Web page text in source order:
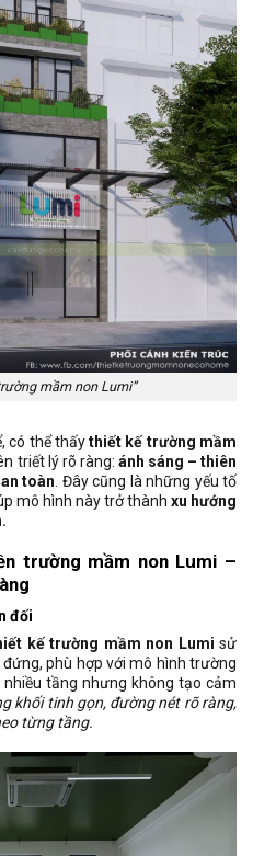
mầm non Lumi”
có thể thấythiết kế trường mầm
triết lý rõ ràng: ánh sáng – thiên
toàn . Đây cũng là những yếu tố
mô hình này trở thành xu hướng
trường mầm non Lumi –
đối
kế trường mầm non Lumi sử
phù hợp với mô hình trường
tầng nhưng không tạo cảm
khối tinh gọn, đường nét rõ ràng,
từng tầng.